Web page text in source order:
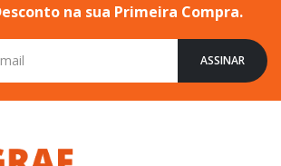
na sua Primeira Compra.
ASSINAR